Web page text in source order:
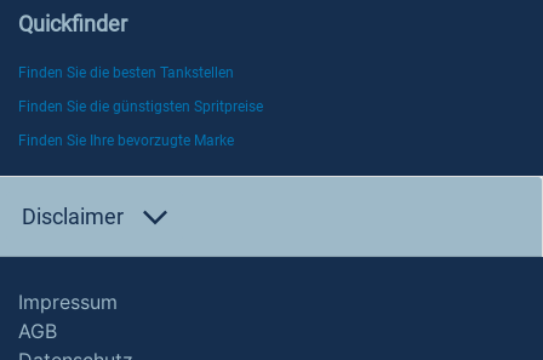
Quickfinder
Finden Sie die besten Tankstellen
Finden Sie die günstigsten Spritpreise
Finden Sie Ihre bevorzugte Marke
Disclaimer
Impressum
AGB